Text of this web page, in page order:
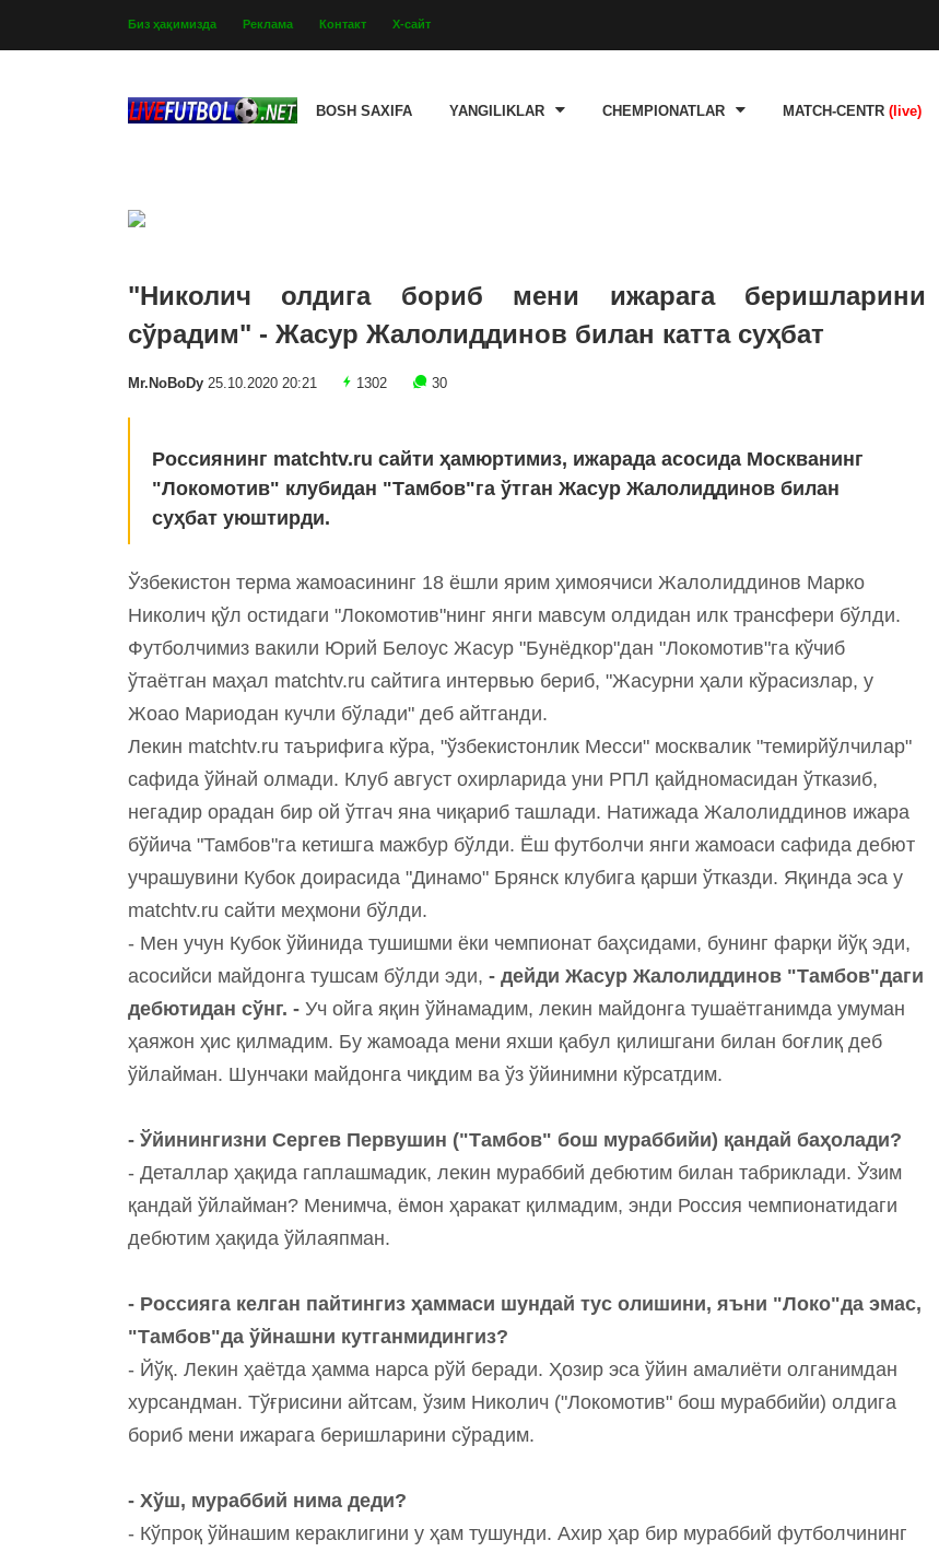
Биз ҳақимизда Реклама Контакт Х-сайт
BOSH SAXIFA YANGILIKLAR CHEMPIONATLAR MATCH-CENTR (live)
"Николич олдига бориб мени ижарага беришларини
сўрадим" - Жасур Жалолиддинов билан катта суҳбат
Mr.NoBoDy 25.10.2020 20:21 1302 30
Россиянинг matchtv.ru сайти ҳамюртимиз, ижарада асосида Москванинг
"Локомотив" клубидан "Тамбов"га ўтган Жасур Жалолиддинов билан
суҳбат уюштирди.
Ўзбекистон терма жамоасининг 18 ёшли ярим ҳимоячиси Жалолиддинов Марко
Николич қўл остидаги "Локомотив"нинг янги мавсум олдидан илк трансфери бўлди.
Футболчимиз вакили Юрий Белоус Жасур "Бунёдкор"дан "Локомотив"га кўчиб
ўтаётган маҳал matchtv.ru сайтига интервью бериб, "Жасурни ҳали кўрасизлар, у
Жоао Мариодан кучли бўлади" деб айтганди.
Лекин matchtv.ru таърифига кўра, "ўзбекистонлик Месси" москвалик "темирйўлчилар"
сафида ўйнай олмади. Клуб август охирларида уни РПЛ қайдномасидан ўтказиб,
негадир орадан бир ой ўтгач яна чиқариб ташлади. Натижада Жалолиддинов ижара
бўйича "Тамбов"га кетишга мажбур бўлди. Ёш футболчи янги жамоаси сафида дебют
учрашувини Кубок доирасида "Динамо" Брянск клубига қарши ўтказди. Яқинда эса у
matchtv.ru сайти меҳмони бўлди.
- Мен учун Кубок ўйинида тушишми ёки чемпионат баҳсидами, бунинг фарқи йўқ эди,
асосийси майдонга тушсам бўлди эди, - дейди Жасур Жалолиддинов "Тамбов"даги
дебютидан сўнг. - Уч ойга яқин ўйнамадим, лекин майдонга тушаётганимда умуман
ҳаяжон ҳис қилмадим. Бу жамоада мени яхши қабул қилишгани билан боғлиқ деб
ўйлайман. Шунчаки майдонга чиқдим ва ўз ўйинимни кўрсатдим.
- Ўйинингизни Сергев Первушин ("Тамбов" бош мураббийи) қандай баҳолади?
- Деталлар ҳақида гаплашмадик, лекин мураббий дебютим билан табриклади. Ўзим
қандай ўйлайман? Менимча, ёмон ҳаракат қилмадим, энди Россия чемпионатидаги
дебютим ҳақида ўйлаяпман.
- Россияга келган пайтингиз ҳаммаси шундай тус олишини, яъни "Локо"да эмас,
"Тамбов"да ўйнашни кутганмидингиз?
- Йўқ. Лекин ҳаётда ҳамма нарса рўй беради. Ҳозир эса ўйин амалиёти олганимдан
хурсандман. Тўғрисини айтсам, ўзим Николич ("Локомотив" бош мураббийи) олдига
бориб мени ижарага беришларини сўрадим.
- Хўш, мураббий нима деди?
- Кўпроқ ўйнашим кераклигини у ҳам тушунди. Ахир ҳар бир мураббий футболчининг